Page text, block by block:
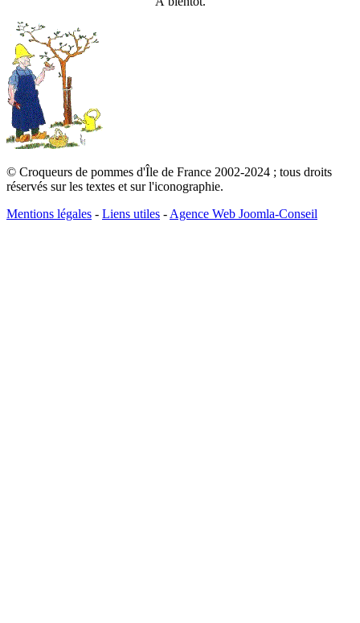
© Croqueurs de pommes d'Île de France 2002-2024 ; tous droits
réservés sur les textes et sur l'iconographie.
Mentions légales - Liens utiles - Agence Web Joomla-Conseil